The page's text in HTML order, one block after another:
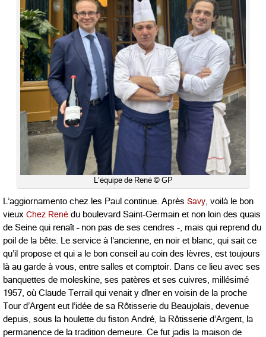
L’équipe de René © GP
L’aggiornamento chez les Paul continue. Après Savy , voilà le bon
vieux Chez René du boulevard Saint-Germain et non loin des quais
de Seine qui renaît – non pas de ses cendres -, mais qui reprend du
poil de la bête. Le service à l’ancienne, en noir et blanc, qui sait ce
qu’il propose et qui a le bon conseil au coin des lèvres, est toujours
là au garde à vous, entre salles et comptoir. Dans ce lieu avec ses
banquettes de moleskine, ses patères et ses cuivres, millésimé
1957, où Claude Terrail qui venait y dîner en voisin de la proche
Tour d’Argent eut l’idée de sa Rôtisserie du Beaujolais, devenue
depuis, sous la houlette du fiston André, la Rôtisserie d’Argent, la
permanence de la tradition demeure. Ce fut jadis la maison de